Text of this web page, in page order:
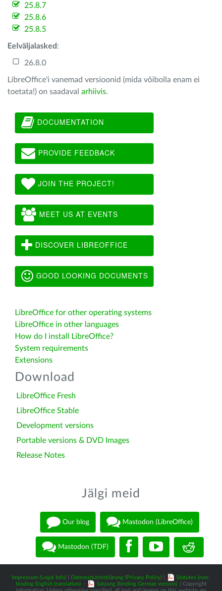
25.8.7
25.8.6
25.8.5
Eelväljalasked :
26.8.0
LibreOffice'i vanemad versioonid (mida võibolla enam ei
toetata!) on saadaval arhiivis.
DOCUMENTATION
PROVIDE FEEDBACK
JOIN THE PROJECT!
MEET US AT EVENTS
DISCOVER LIBREOFFICE
GOOD LOOKING DOCUMENTS
LibreOffice for other operating systems
LibreOffice in other languages
How do I install LibreOffice?
System requirements
Extensions
Download
LibreOffice Fresh
LibreOffice Stable
Development versions
Portable versions & DVD Images
Release Notes
Jälgi meid
Our blog Mastodon (LibreOffice)
Mastodon (TDF)
Impressum (Legal Info) Datenschutzerklärung (Privacy Policy)
Statutes (non-
binding English translation) - Satzung (binding German version)
| Copyright